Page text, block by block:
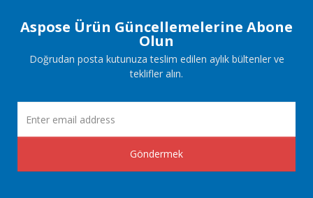
Aspose Ürün Güncellemelerine Abone
Olun
Doğrudan posta kutunuza teslim edilen aylık bültenler ve
teklifler alın.
Göndermek